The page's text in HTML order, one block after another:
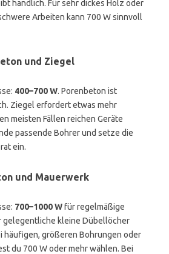
handlich. Für sehr dickes Holz oder
Arbeiten kann 700 W sinnvoll
und Ziegel
400–700 W. Porenbeton ist
Ziegel erfordert etwas mehr
meisten Fällen reichen Geräte
passende Bohrer und setze die
ein.
und Mauerwerk
700–1000 Wfür regelmäßige
gelegentliche kleine Dübellöcher
häufigen, größeren Bohrungen oder
du 700 W oder mehr wählen. Bei